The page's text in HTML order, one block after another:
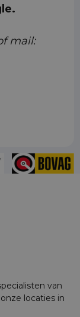
mail:
van
locaties in